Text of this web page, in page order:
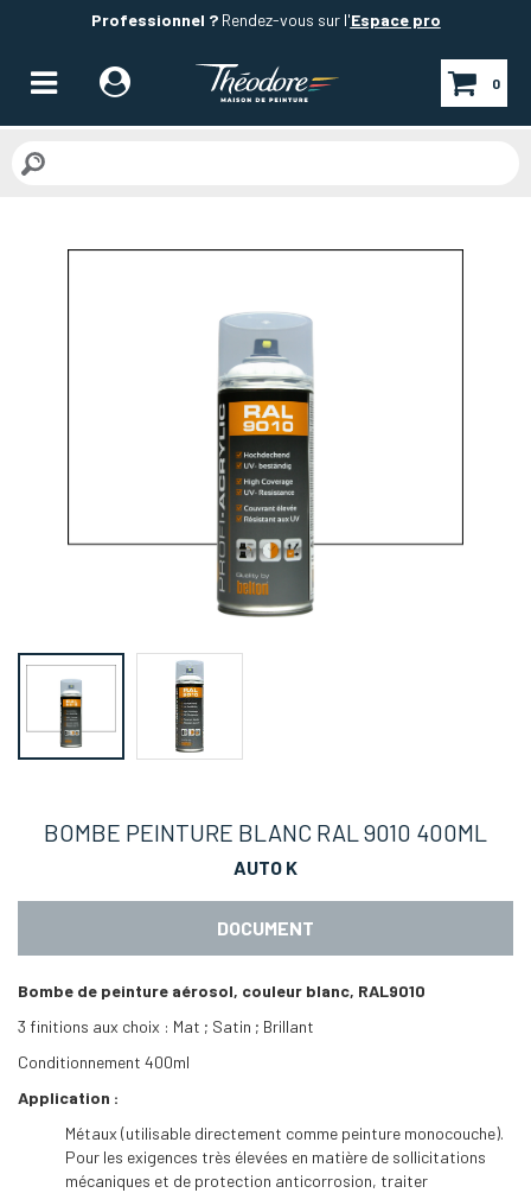
Professionnel ?Rendez-vous sur l'Espace pro
0
BOMBE PEINTURE BLANC RAL 9010 400ML
AUTO K
DOCUMENT
Bombe de peinture aérosol, couleur blanc, RAL9010
3 finitions aux choix : Mat ; Satin ; Brillant
Conditionnement 400ml
Application :
Métaux (utilisable directement comme peinture monocouche).
Pour les exigences très élevées en matière de sollicitations
mécaniques et de protection anticorrosion, traiter